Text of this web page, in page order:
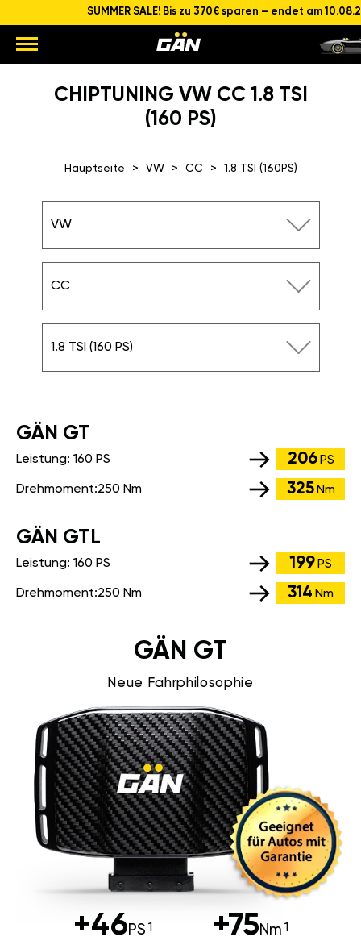
SUMMER SALE! Bis zu 370€ sparen – endet am
CHIPTUNING VW CC 1.8 TSI
(160 PS)
Hauptseite VW CC 1.8 TSI (160PS)
VW
CC
1.8 TSI (160 PS)
GÄN GT
Leistung: 160 PS 206 PS
Drehmoment:250 Nm 325 Nm
GÄN GTL
Leistung: 160 PS 199 PS
Drehmoment:250 Nm 314 Nm
GÄN GT
Neue Fahrphilosophie
+46PS +75Nm